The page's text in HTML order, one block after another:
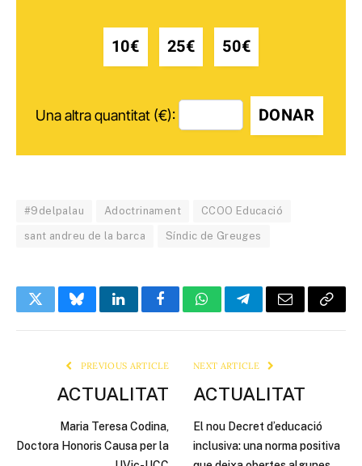
10€ 25€ 50€
Una altra quantitat (€): DONAR
#9delpalau Adoctrinament CCOO Educació
sant andreu de la barca Síndic de Greuges
TwitterBlueskyLinkedInFacebookWhatsAppTelegramEmail Copy
PREVIOUS ARTICLE
ACTUALITAT
Maria Teresa Codina,
Doctora Honoris Causa per la
NEXT ARTICLE
ACTUALITAT
El nou Decret d’educació
inclusiva: una norma positiva